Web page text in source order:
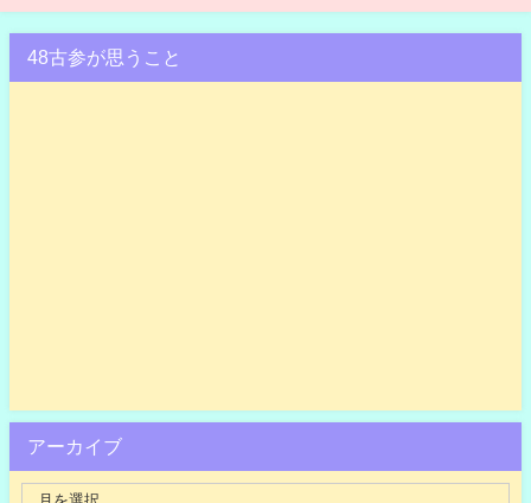
48古参が思うこと
アーカイブ